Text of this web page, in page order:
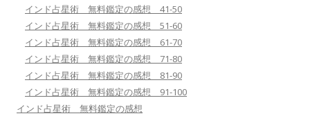
インド占星術 無料鑑定の感想 41-50
インド占星術 無料鑑定の感想 51-60
インド占星術 無料鑑定の感想 61-70
インド占星術 無料鑑定の感想 71-80
インド占星術 無料鑑定の感想 81-90
インド占星術 無料鑑定の感想 91-100
インド占星術 無料鑑定の感想